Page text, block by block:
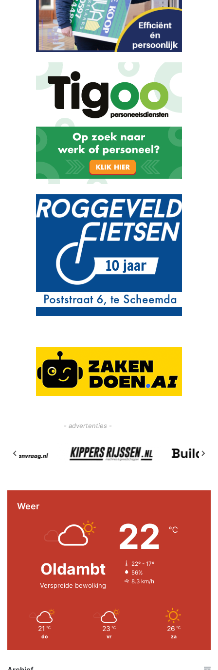
- advertenties -
Weer
Oldambt
Verspreide bewolking
22 ℃
22º - 17º
56%
8.3 km/h
21 ℃
do
23 ℃
vr
26 ℃
za